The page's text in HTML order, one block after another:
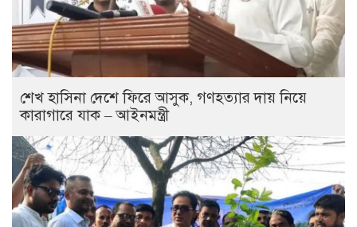
শেখ হাসিনা দেশে ফিরে আসুক, গণহত্যার দায় নিয়ে
কারাগারে যাক – আইনমন্ত্রী